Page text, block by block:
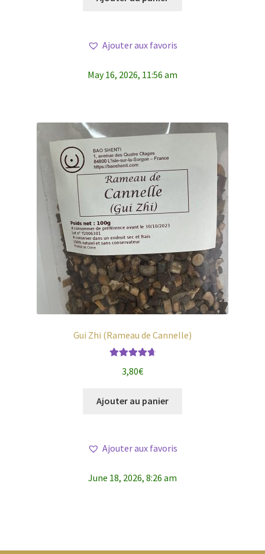
Ajouter aux favoris
May 16, 2026, 11:56 am
Gui Zhi (Rameau de Cannelle)
sur 5
3,80€
Ajouter au panier
Ajouter aux favoris
June 18, 2026, 8:26 am